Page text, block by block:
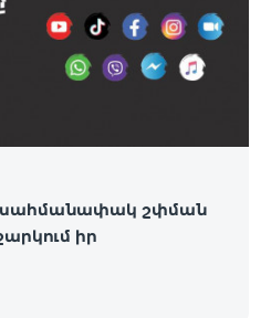
շփման
իր